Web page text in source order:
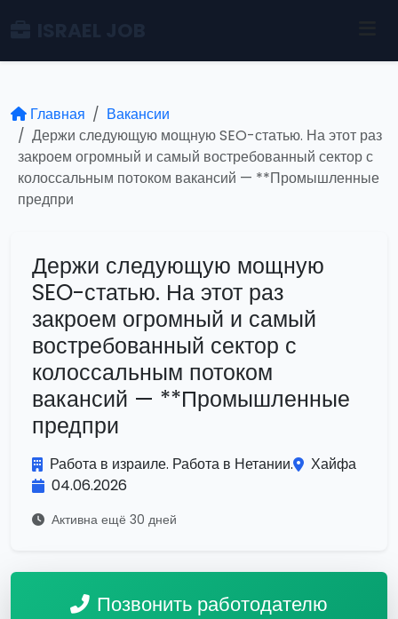
Главная
Вакансии
Держи следующую мощную SEO-статью. На этот раз
закроем огромный и самый востребованный сектор с
колоссальным потоком вакансий — **Промышленные
предпри
Держи следующую мощную
SEO-статью. На этот раз
закроем огромный и самый
востребованный сектор с
колоссальным потоком
вакансий — **Промышленные
предпри
Работа в израиле. Работа в Нетании.
Хайфа
04.06.2026
Активна ещё 30 дней
Позвонить работодателю